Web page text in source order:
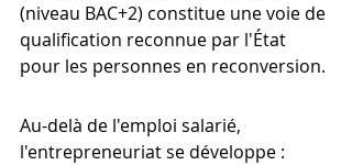
(niveau BAC+2) constitue une voie de
qualification reconnue par l'État
pour les personnes en reconversion.
Au-delà de l'emploi salarié,
l'entrepreneuriat se développe :